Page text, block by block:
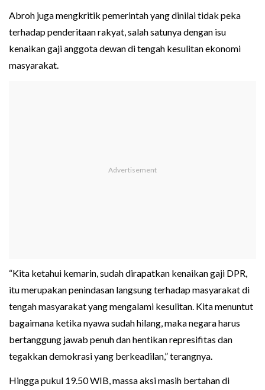
Abroh juga mengkritik pemerintah yang dinilai tidak peka
terhadap penderitaan rakyat, salah satunya dengan isu
kenaikan gaji anggota dewan di tengah kesulitan ekonomi
masyarakat.
“Kita ketahui kemarin, sudah dirapatkan kenaikan gaji DPR,
itu merupakan penindasan langsung terhadap masyarakat di
tengah masyarakat yang mengalami kesulitan. Kita menuntut
bagaimana ketika nyawa sudah hilang, maka negara harus
bertanggung jawab penuh dan hentikan represifitas dan
tegakkan demokrasi yang berkeadilan,” terangnya.
Hingga pukul 19.50 WIB, massa aksi masih bertahan di